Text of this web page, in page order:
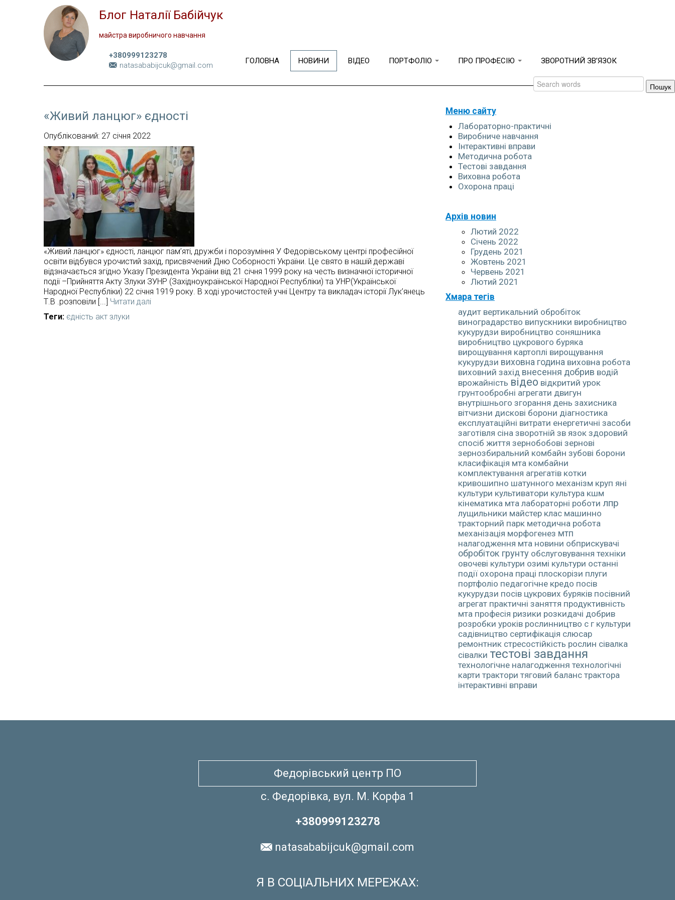
Блог Наталії Бабійчук
майстра виробничого навчання
+380999123278
natasababijcuk@gmail.com
ГОЛОВНА НОВИНИ ВІДЕО ПОРТФОЛІО ПРО ПРОФЕСІЮ ЗВОРОТНИЙ ЗВ’ЯЗОК
Новини
«Живий ланцюг» єдності
Опублікований: 27 січня 2022
«Живий ланцюг» єдності, ланцюг пам’яті, дружби і порозуміння У Федорівському центрі професійної
освіти відбувся урочистий захід, присвячений Дню Соборності України. Це свято в нашій державі
відзначається згідно Указу Президента України від 21 січня 1999 року на честь визначної історичної
події –Прийняття Акту Злуки ЗУНР (Західноукраїнської Народної Республіки) та УНР(Української
Народної Республіки) 22 січня 1919 року. В ході урочистостей учні Центру та викладач історії Лук’янець
Т.В .розповіли [...] Читати далі
Теги: єдність акт злуки
Меню сайту
Лабораторно-практичні
Виробниче навчання
Інтерактивні вправи
Методична робота
Тестові завдання
Виховна робота
Охорона праці
Архів новин
Лютий 2022
Січень 2022
Грудень 2021
Жовтень 2021
Червень 2021
Лютий 2021
Хмара тегів
аудит вертикальний обробіток
виноградарство випускники виробництво
кукурудзи виробництво соняшника
виробництво цукрового буряка
вирощування картоплі вирощування
кукурудзи виховна година виховна робота
виховний захід внесення добрив водій
врожайність відео відкритий урок
грунтообробні агрегати двигун
внутрішнього згорання день захисника
вітчизни дискові борони діагностика
експлуатаційні витрати енергетичні засоби
заготівля сіна зворотній зв язок здоровий
спосіб життя зернобобові зернові
зернозбиральний комбайн зубові борони
класифікація мта комбайни
комплектування агрегатів котки
кривошипно шатунного механізм круп яні
культури культиватори культура кшм
кінематика мта лабораторні роботи лпр
лущильники майстер клас машинно
тракторний парк методична робота
механізація морфогенез мтп
налагодження мта новини обприскувачі
обробіток грунту обслуговування техніки
овочеві культури озимі культури останні
події охорона праці плоскорізи плуги
портфоліо педагогічне кредо посів
кукурудзи посів цукрових буряків посівний
агрегат практичні заняття продуктивність
мта професія ризики розкидачі добрив
розробки уроків рослинництво с г культури
садівництво сертифікація слюсар
ремонтник стресостійкість рослин сівалка
сівалки тестові завдання
технологічне налагодження технологічні
карти трактори тяговий баланс трактора
інтерактивні вправи
Федорівський центр ПО
с. Федорівка, вул. М. Корфа 1
+380999123278
natasababijcuk@gmail.com
Я В СОЦІАЛЬНИХ МЕРЕЖАХ: